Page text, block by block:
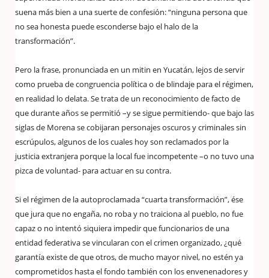
suena más bien a una suerte de confesión: “ninguna persona que
no sea honesta puede esconderse bajo el halo de la
transformación”.
Pero la frase, pronunciada en un mitin en Yucatán, lejos de servir
como prueba de congruencia política o de blindaje para el régimen,
en realidad lo delata. Se trata de un reconocimiento de facto de
que durante años se permitió –y se sigue permitiendo- que bajo las
siglas de Morena se cobijaran personajes oscuros y criminales sin
escrúpulos, algunos de los cuales hoy son reclamados por la
justicia extranjera porque la local fue incompetente –o no tuvo una
pizca de voluntad- para actuar en su contra.
Si el régimen de la autoproclamada “cuarta transformación”, ése
que jura que no engaña, no roba y no traiciona al pueblo, no fue
capaz o no intentó siquiera impedir que funcionarios de una
entidad federativa se vincularan con el crimen organizado, ¿qué
garantía existe de que otros, de mucho mayor nivel, no estén ya
comprometidos hasta el fondo también con los envenenadores y